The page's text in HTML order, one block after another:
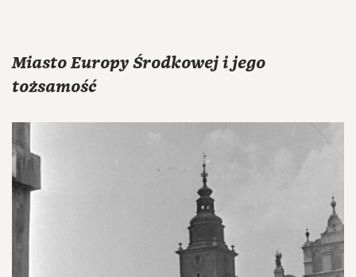
Miasto Europy Środkowej i jego
tożsamość